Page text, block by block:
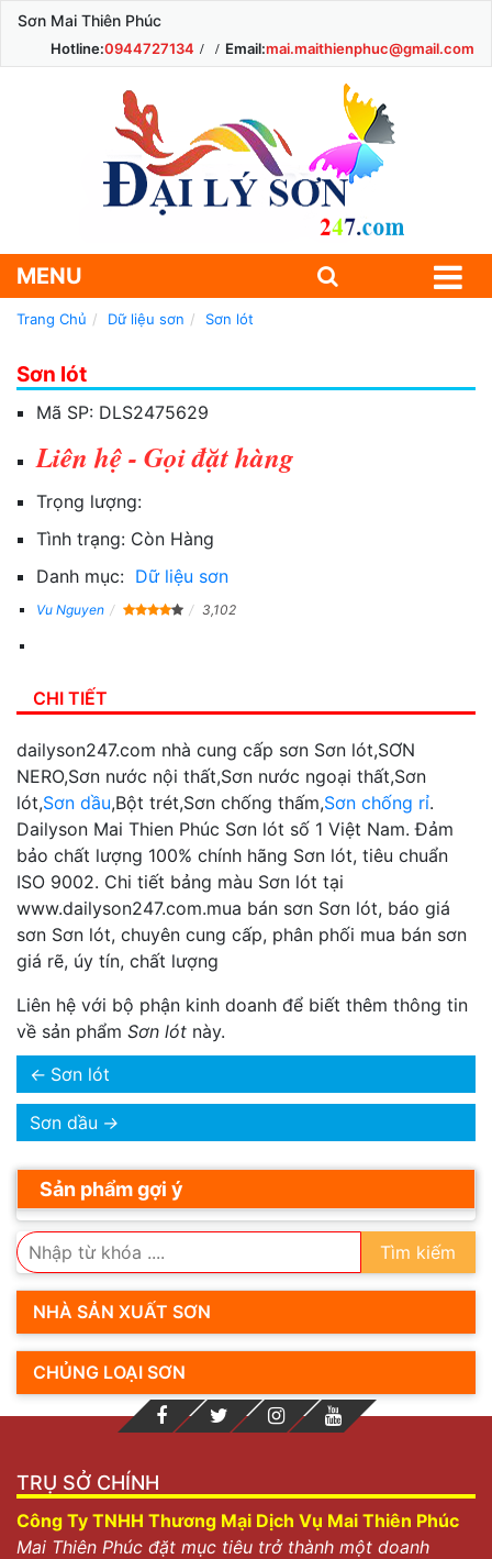
Sơn Mai Thiên Phúc
Hotline:0944727134 Email:mai.maithienphuc@gmail.com
MENU
Trang Chủ Dữ liệu sơn Sơn lót
Sơn lót
Mã SP: DLS2475629
Liên hệ - Gọi đặt hàng
Trọng lượng:
Tình trạng: Còn Hàng
Danh mục: Dữ liệu sơn
Vu Nguyen 3,102
CHI TIẾT
dailyson247.com nhà cung cấp sơn Sơn lót,SƠN
NERO,Sơn nước nội thất,Sơn nước ngoại thất,Sơn
lót,Sơn dầu,Bột trét,Sơn chống thấm,Sơn chống rỉ.
Dailyson Mai Thien Phúc Sơn lót số 1 Việt Nam. Đảm
bảo chất lượng 100% chính hãng Sơn lót, tiêu chuẩn
ISO 9002. Chi tiết bảng màu Sơn lót tại
www.dailyson247.com.mua bán sơn Sơn lót, báo giá
sơn Sơn lót, chuyên cung cấp, phân phối mua bán sơn
giá rẽ, úy tín, chất lượng
Liên hệ với bộ phận kinh doanh để biết thêm thông tin
về sản phẩm Sơn lót này.
← Sơn lót
Sơn dầu →
Sản phẩm gợi ý
Tìm kiếm
NHÀ SẢN XUẤT SƠN
CHỦNG LOẠI SƠN
TRỤ SỞ CHÍNH
Công Ty TNHH Thương Mại Dịch Vụ Mai Thiên Phúc
Mai Thiên Phúc đặt mục tiêu trở thành một doanh